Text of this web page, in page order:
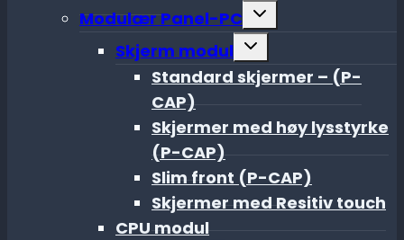
Modulær Panel-PC
Toggle
menu
Skjerm modul
Toggle
menu
Standard skjermer – (P-
CAP)
Skjermer med høy lysstyrke
(P-CAP)
Slim front (P-CAP)
Skjermer med Resitiv touch
CPU modul